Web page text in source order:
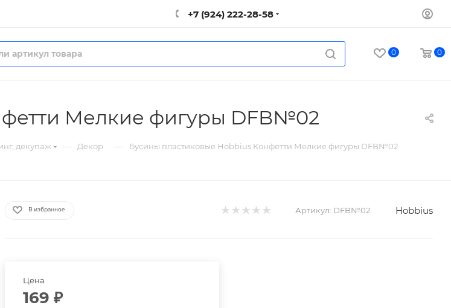
+7 (924) 222-28-58
0 0
Мелкие фигуры DFB№02
декупаж — Декор — Бусины пластиковые Hobbius Конфетти Мелкие фигуры DFB№02
В избранное Артикул: DFB№02 Hobbius
Цена
169 ₽